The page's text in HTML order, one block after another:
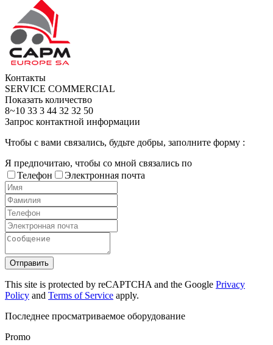
Контакты
SERVICE COMMERCIAL
Показать количество
8~10 33 3 44 32 32 50
Запрос контактной информации
Чтобы с вами связались, будьте добры, заполните форму :
Я предпочитаю, чтобы со мной связались по
Телефон
Электронная почта
Отправить
This site is protected by reCAPTCHA and the Google Privacy
Policy and Terms of Service apply.
Последнее просматриваемое оборудование
Promo